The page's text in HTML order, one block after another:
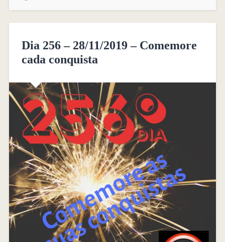
Dia 256 – 28/11/2019 – Comemore
cada conquista